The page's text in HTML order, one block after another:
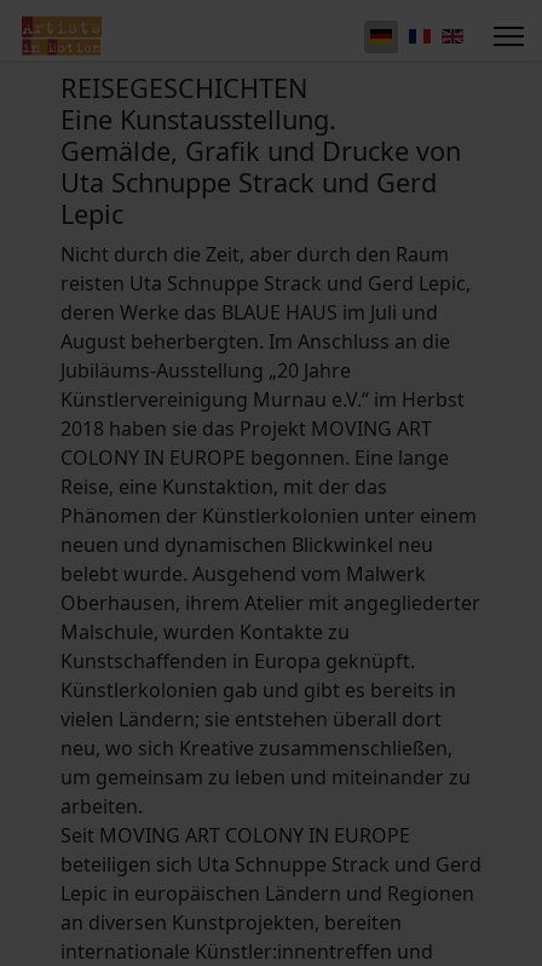
REISEGESCHICHTEN
Eine Kunstausstellung.
Gemälde, Grafik und Drucke von
Uta Schnuppe Strack und Gerd
Lepic
Nicht durch die Zeit, aber durch den Raum
reisten Uta Schnuppe Strack und Gerd Lepic,
deren Werke das BLAUE HAUS im Juli und
August beherbergten. Im Anschluss an die
Jubiläums-Ausstellung „20 Jahre
Künstlervereinigung Murnau e.V.“ im Herbst
2018 haben sie das Projekt MOVING ART
COLONY IN EUROPE begonnen. Eine lange
Reise, eine Kunstaktion, mit der das
Phänomen der Künstlerkolonien unter einem
neuen und dynamischen Blickwinkel neu
belebt wurde. Ausgehend vom Malwerk
Oberhausen, ihrem Atelier mit angegliederter
Malschule, wurden Kontakte zu
Kunstschaffenden in Europa geknüpft.
Künstlerkolonien gab und gibt es bereits in
vielen Ländern; sie entstehen überall dort
neu, wo sich Kreative zusammenschließen,
um gemeinsam zu leben und miteinander zu
arbeiten.
Seit MOVING ART COLONY IN EUROPE
beteiligen sich Uta Schnuppe Strack und Gerd
Lepic in europäischen Ländern und Regionen
an diversen Kunstprojekten, bereiten
internationale Künstler:innentreffen und